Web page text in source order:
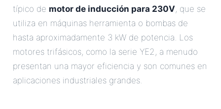
típico de motor de inducción para 230V, que se
utiliza en máquinas herramienta o bombas de
hasta aproximadamente 3 kW de potencia. Los
motores trifásicos, como la serie YE2, a menudo
presentan una mayor eficiencia y son comunes en
aplicaciones industriales grandes.